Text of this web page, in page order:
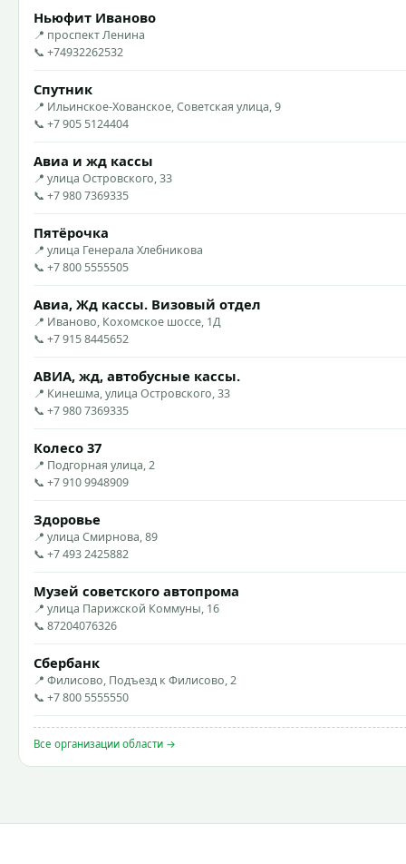
Ньюфит Иваново
📍 проспект Ленина
📞 +74932262532
Спутник
📍 Ильинское-Хованское, Советская улица, 9
📞 +7 905 5124404
Авиа и жд кассы
📍 улица Островского, 33
📞 +7 980 7369335
Пятёрочка
📍 улица Генерала Хлебникова
📞 +7 800 5555505
Авиа, Жд кассы. Визовый отдел
📍 Иваново, Кохомское шоссе, 1Д
📞 +7 915 8445652
АВИА, жд, автобусные кассы.
📍 Кинешма, улица Островского, 33
📞 +7 980 7369335
Колесо 37
📍 Подгорная улица, 2
📞 +7 910 9948909
Здоровье
📍 улица Смирнова, 89
📞 +7 493 2425882
Музей советского автопрома
📍 улица Парижской Коммуны, 16
📞 87204076326
Сбербанк
📍 Филисово, Подъезд к Филисово, 2
📞 +7 800 5555550
Все организации области →